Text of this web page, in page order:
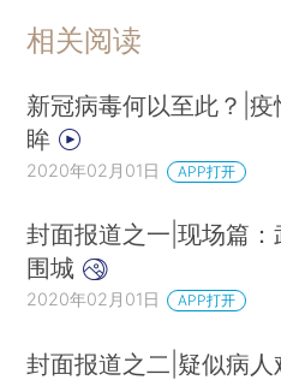
相关阅读
新冠病毒何以至此？|疫
眸
2020年02月01日 APP打开
封面报道之一|现场篇：
围城
2020年02月01日 APP打开
封面报道之二|疑似病人